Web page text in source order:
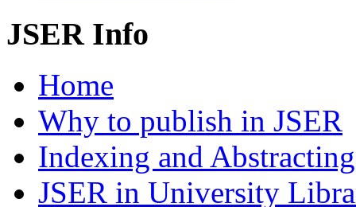
JSER Info
Home
Why to publish in JSER
Indexing and Abstracting
JSER in University